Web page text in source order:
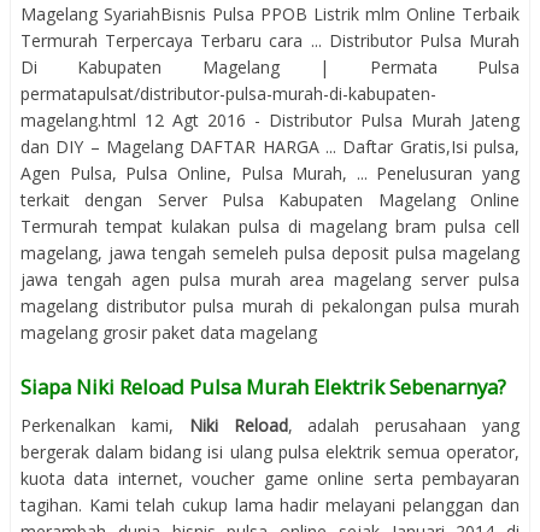
Magelang SyariahBisnis Pulsa PPOB Listrik mlm Online Terbaik
Termurah Terpercaya Terbaru cara ... Distributor Pulsa Murah
Di Kabupaten Magelang | Permata Pulsa
permatapulsat/distributor-pulsa-murah-di-kabupaten-
magelang.html 12 Agt 2016 - Distributor Pulsa Murah Jateng
dan DIY – Magelang DAFTAR HARGA ... Daftar Gratis,Isi pulsa,
Agen Pulsa, Pulsa Online, Pulsa Murah, ... Penelusuran yang
terkait dengan Server Pulsa Kabupaten Magelang Online
Termurah tempat kulakan pulsa di magelang bram pulsa cell
magelang, jawa tengah semeleh pulsa deposit pulsa magelang
jawa tengah agen pulsa murah area magelang server pulsa
magelang distributor pulsa murah di pekalongan pulsa murah
magelang grosir paket data magelang
Siapa Niki Reload Pulsa Murah Elektrik Sebenarnya?
Perkenalkan kami, Niki Reload, adalah perusahaan yang
bergerak dalam bidang isi ulang pulsa elektrik semua operator,
kuota data internet, voucher game online serta pembayaran
tagihan. Kami telah cukup lama hadir melayani pelanggan dan